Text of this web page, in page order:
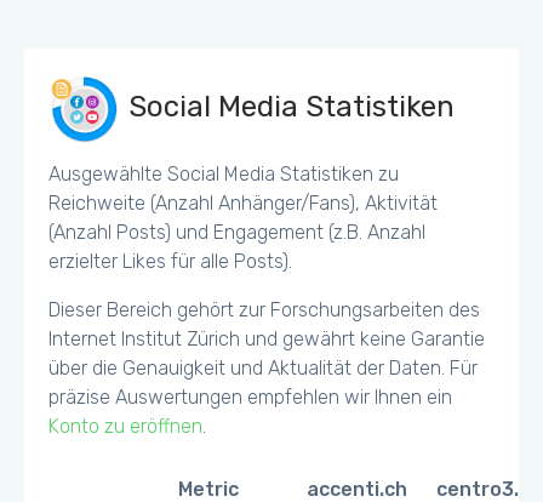
Social Media Statistiken
Ausgewählte Social Media Statistiken zu
Reichweite (Anzahl Anhänger/Fans), Aktivität
(Anzahl Posts) und Engagement (z.B. Anzahl
erzielter Likes für alle Posts).
Dieser Bereich gehört zur Forschungsarbeiten des
Internet Institut Zürich und gewährt keine Garantie
über die Genauigkeit und Aktualität der Daten. Für
präzise Auswertungen empfehlen wir Ihnen ein
Konto zu eröffnen.
Metric accenti.ch centro3.ch